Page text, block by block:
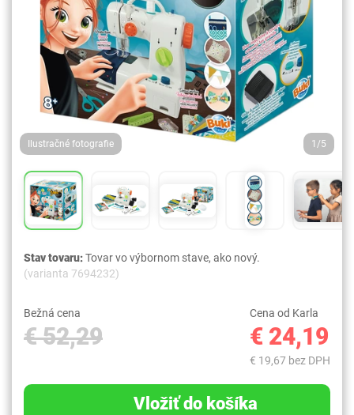
Ilustračné fotografie 1/5
Stav tovaru:Tovar vo výbornom stave, ako nový.
(varianta 7694232)
Bežná cena
€ 52,29
Cena od Karla
€ 24,19
€ 19,67 bez DPH
Vložiť do košíka